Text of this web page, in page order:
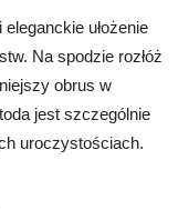
ułożenie
Na spodzie rozłóż
obrus w
jest szczególnie
uroczystościach.